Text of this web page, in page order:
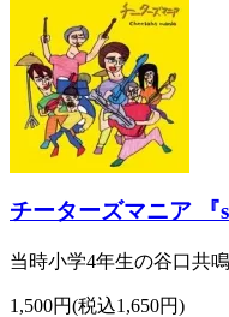
チーターズマニア
当時小学4年生の谷口共
1,500円(税込1,650円)